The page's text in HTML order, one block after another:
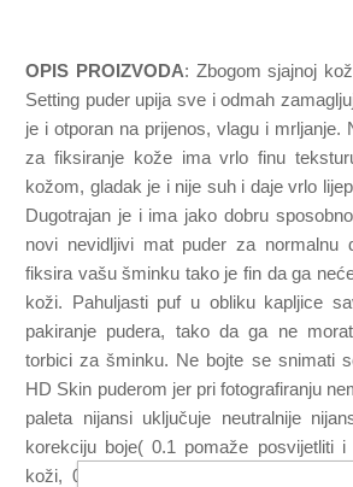
OPIS PROIZVODA: Zbogom sjajnoj
Setting puder upija sve i odmah
je i otporan na prijenos, vlagu i mrljanje.
za fiksiranje kože ima vrlo finu
kožom, gladak je i nije suh i daje vrlo
Dugotrajan je i ima jako dobru
novi nevidljivi mat puder za normalnu
fiksira vašu šminku tako je fin da ga
koži. Pahuljasti puf u obliku kapljice
pakiranje pudera, tako da ga ne
torbici za šminku. Ne bojte se snimati
HD Skin puderom jer pri fotografiranju
paleta nijansi uključuje neutralnije
korekciju boje( 0.1 pomaže posvijetliti
koži, 0.2 uravnotežuje žutilo i tonizira